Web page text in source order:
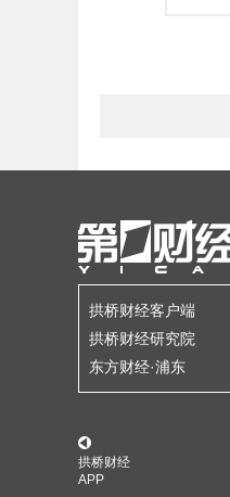
拱桥财经客户端
拱桥财经研究院
东方财经·浦东
拱桥财经
APP